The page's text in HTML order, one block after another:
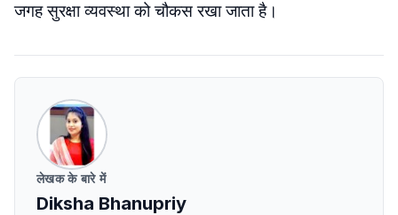
जगह सुरक्षा व्यवस्था को चौकस रखा जाता है।
लेखक के बारे में
Diksha Bhanupriy